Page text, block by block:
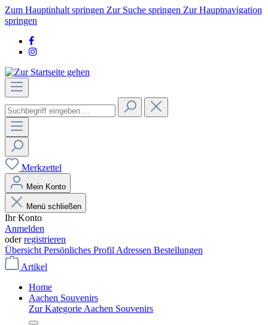
Zum Hauptinhalt springen Zur Suche springen Zur Hauptnavigation
springen
Merkzettel
Mein Konto
Menü schließen
Ihr Konto
Anmelden
oderregistrieren
Übersicht Persönliches Profil Adressen Bestellungen
Artikel
Home
Aachen Souvenirs
Zur Kategorie Aachen Souvenirs